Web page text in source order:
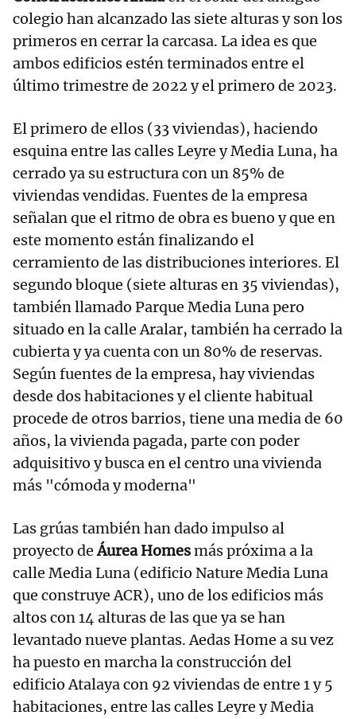
colegio han alcanzado las siete alturas y son los
primeros en cerrar la carcasa. La idea es que
ambos edificios estén terminados entre el
último trimestre de 2022 y el primero de 2023.
El primero de ellos (33 viviendas), haciendo
esquina entre las calles Leyre y Media Luna, ha
cerrado ya su estructura con un 85% de
viviendas vendidas. Fuentes de la empresa
señalan que el ritmo de obra es bueno y que en
este momento están finalizando el
cerramiento de las distribuciones interiores. El
segundo bloque (siete alturas en 35 viviendas),
también llamado Parque Media Luna pero
situado en la calle Aralar, también ha cerrado la
cubierta y ya cuenta con un 80% de reservas.
Según fuentes de la empresa, hay viviendas
desde dos habitaciones y el cliente habitual
procede de otros barrios, tiene una media de 60
años, la vivienda pagada, parte con poder
adquisitivo y busca en el centro una vivienda
más "cómoda y moderna"
Las grúas también han dado impulso al
proyecto deÁurea Homesmás próxima a la
calle Media Luna (edificio Nature Media Luna
que construye ACR), uno de los edificios más
altos con 14 alturas de las que ya se han
levantado nueve plantas. Aedas Home a su vez
ha puesto en marcha la construcción del
edificio Atalaya con 92 viviendas de entre 1 y 5
habitaciones, entre las calles Leyre y Media